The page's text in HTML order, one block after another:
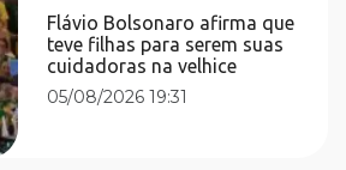
Flávio Bolsonaro afirma que
teve filhas para serem suas
cuidadoras na velhice
05/08/2026 19:31